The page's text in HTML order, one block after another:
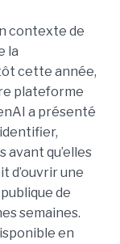
contexte de
la
cette année,
plateforme
a présenté
qu’elles
d’ouvrir une
de
semaines.
en